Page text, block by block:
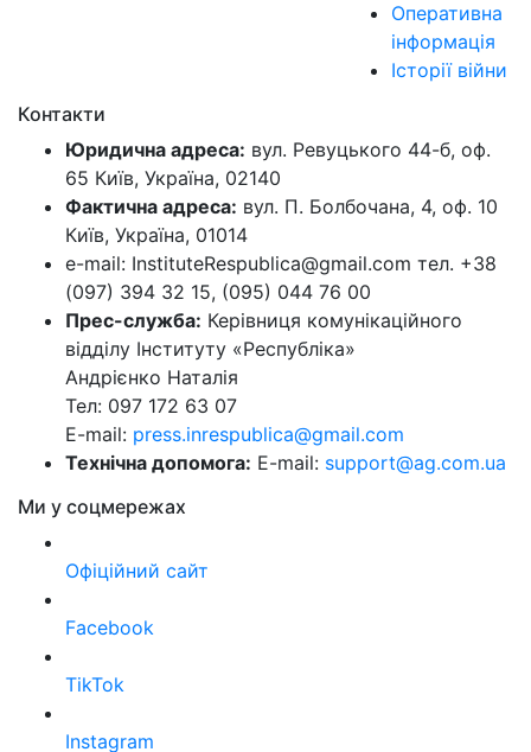
Оперативна
інформація
Історії війни
Контакти
Юридична адреса: вул. Ревуцького 44-б, оф.
65 Київ, Україна, 02140
Фактична адреса: вул. П. Болбочана, 4, оф. 10
Київ, Україна, 01014
e-mail: InstituteRespublica@gmail.com тел. +38
(097) 394 32 15, (095) 044 76 00
Прес-служба: Керівниця комунікаційного
відділу Інституту «Республіка»
Андрієнко Наталія
Тел: 097 172 63 07
E-mail: press.inrespublica@gmail.com
Технічна допомога: E-mail: support@ag.com.ua
Ми у соцмережах
Офіційний сайт
Facebook
TikTok
Instagram